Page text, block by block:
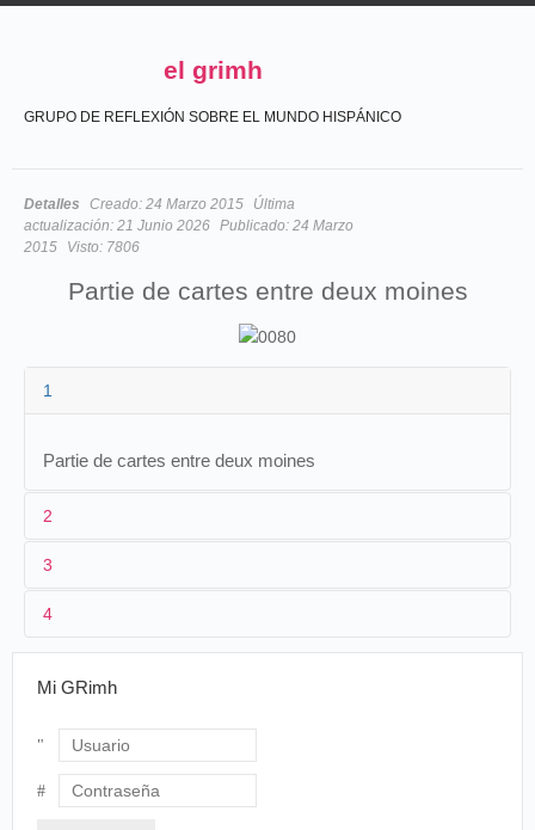
el grimh
GRUPO DE REFLEXIÓN SOBRE EL MUNDO HISPÁNICO
Detalles Creado: 24 Marzo 2015
Última
actualización: 21 Junio 2026 Publicado: 24 Marzo
2015
Visto: 7806
Partie de cartes entre deux moines
1
Partie de cartes entre deux moines
2
1
2
3
≤ 25/06/1987
4
3
Mines
Joly
4
Mi GRimh
Usuario